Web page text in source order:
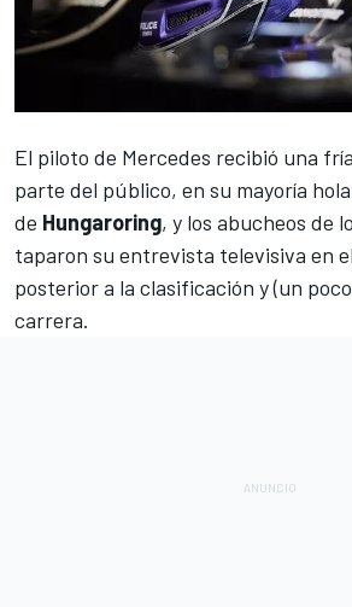
El piloto de Mercedes recibió una
parte del público, en su mayoría
de Hungaroring, y los abucheos de
taparon su entrevista televisiva en
posterior a la clasificación y (un
carrera.